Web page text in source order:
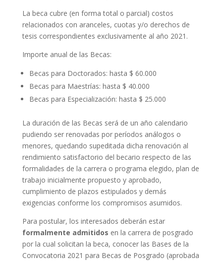
La beca cubre (en forma total o parcial) costos
relacionados con aranceles, cuotas y/o derechos de
tesis correspondientes exclusivamente al año 2021.
Importe anual de las Becas:
Becas para Doctorados: hasta $ 60.000
Becas para Maestrías: hasta $ 40.000
Becas para Especialización: hasta $ 25.000
La duración de las Becas será de un año calendario
pudiendo ser renovadas por períodos análogos o
menores, quedando supeditada dicha renovación al
rendimiento satisfactorio del becario respecto de las
formalidades de la carrera o programa elegido, plan de
trabajo inicialmente propuesto y aprobado,
cumplimiento de plazos estipulados y demás
exigencias conforme los compromisos asumidos.
Para postular, los interesados deberán estar
formalmente admitidos en la carrera de posgrado
por la cual solicitan la beca, conocer las Bases de la
Convocatoria 2021 para Becas de Posgrado (aprobada